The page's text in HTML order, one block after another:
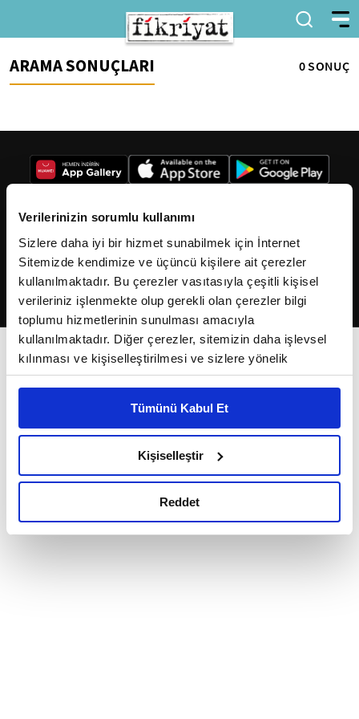
Verilerinizin sorumlu kullanımı
Sizlere daha iyi bir hizmet sunabilmek için İnternet
Sitemizde kendimize ve üçüncü kişilere ait çerezler
kullanılmaktadır. Bu çerezler vasıtasıyla çeşitli kişisel
verileriniz işlenmekte olup gerekli olan çerezler bilgi
toplumu hizmetlerinin sunulması amacıyla
kullanılmaktadır. Diğer çerezler, sitemizin daha işlevsel
kılınması ve kişiselleştirilmesi ve sizlere yönelik
reklam/pazarlama faaliyetlerinin yapılması, amaçlarıyla
Çerezlere ilişkin tercihlerinizi çerez paneli vasıtasıyla
belirleyebilirsiniz. Çerezlere ilişkin detaylı bilgi için
Ayarlar butonuna tıklayabilir,Çerez Bilgilendirme
Metnimizi ziyaret edebilirsiniz.
okumak ve sitemizi ziyaretiniz kapsamında
Tümünü Kabul Et
Kişiselleştir
Reddet
ARAMA SONUÇLARI 0 SONUÇ
2026Fikriyat. Tüm hakları saklıdır.